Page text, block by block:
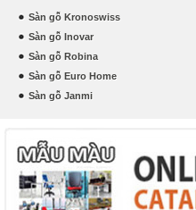
Sàn gỗ Kronoswiss
Sàn gỗ Inovar
Sàn gỗ Robina
Sàn gỗ Euro Home
Sàn gỗ Janmi